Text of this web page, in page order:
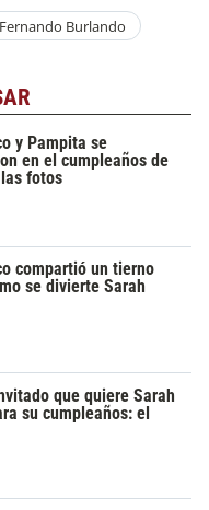
Fernando Burlando
y Pampita se
en el cumpleaños de
fotos
compartió un tierno
se divierte Sarah
que quiere Sarah
su cumpleaños: el